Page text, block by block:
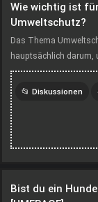
Wie wichtig ist
Umweltschutz?
Das Thema
hauptsächlich darum,
interessieren, was du
Diskussionen
Bist du ein